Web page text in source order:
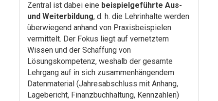
Zentral ist dabei eine beispielgeführte Aus-
und Weiterbildung, d. h. die Lehrinhalte werden
überwiegend anhand von Praxisbeispielen
vermittelt. Der Fokus liegt auf vernetztem
Wissen und der Schaffung von
Lösungskompetenz, weshalb der gesamte
Lehrgang auf in sich zusammenhängendem
Datenmaterial (Jahresabschluss mit Anhang,
Lagebericht, Finanzbuchhaltung, Kennzahlen)